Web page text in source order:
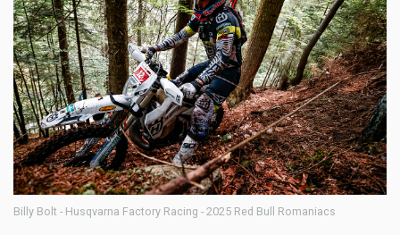
Billy Bolt - Husqvarna Factory Racing - 2025 Red Bull Romaniacs